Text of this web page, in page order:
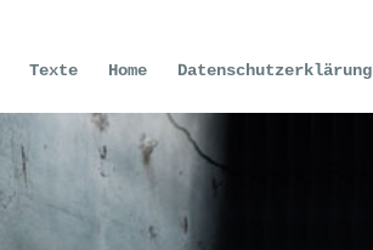
Texte Home Datenschutzerklärung